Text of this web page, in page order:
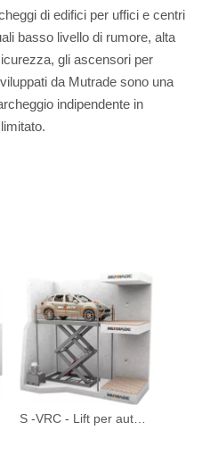
di edifici per uffici e centri
basso livello di rumore, alta
gli ascensori per
da Mutrade sono una
indipendente in